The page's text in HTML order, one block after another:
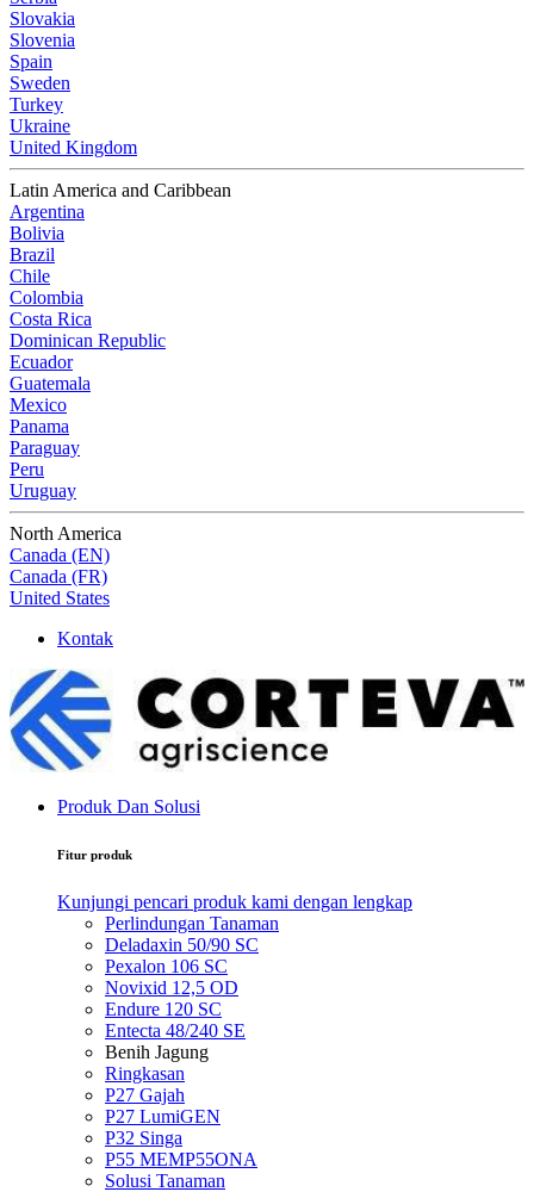
Slovakia
Slovenia
Spain
Sweden
Turkey
Ukraine
United Kingdom
Latin America and Caribbean
Argentina
Bolivia
Brazil
Chile
Colombia
Costa Rica
Dominican Republic
Ecuador
Guatemala
Mexico
Panama
Paraguay
Peru
Uruguay
North America
Canada (EN)
Canada (FR)
United States
Kontak
Produk Dan Solusi
Fitur produk
Kunjungi pencari produk kami dengan lengkap
Perlindungan Tanaman
Deladaxin 50/90 SC
Pexalon 106 SC
Novixid 12,5 OD
Endure 120 SC
Entecta 48/240 SE
Benih Jagung
Ringkasan
P27 Gajah
P27 LumiGEN
P32 Singa
P55 MEMP55ONA
Solusi Tanaman